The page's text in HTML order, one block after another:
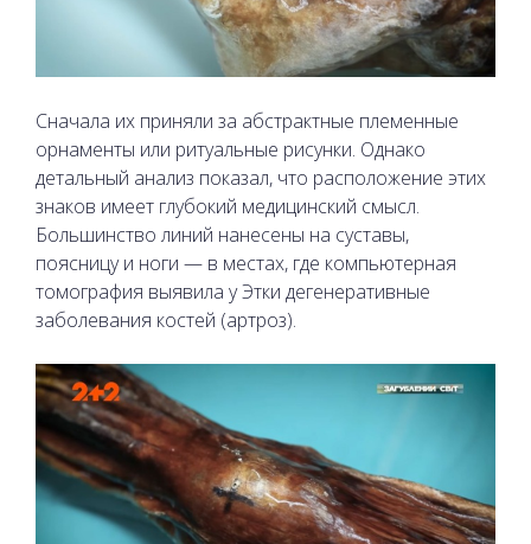
Сначала их приняли за абстрактные племенные
орнаменты или ритуальные рисунки. Однако
детальный анализ показал, что расположение этих
знаков имеет глубокий медицинский смысл.
Большинство линий нанесены на суставы,
поясницу и ноги — в местах, где компьютерная
томография выявила у Этки дегенеративные
заболевания костей (артроз).